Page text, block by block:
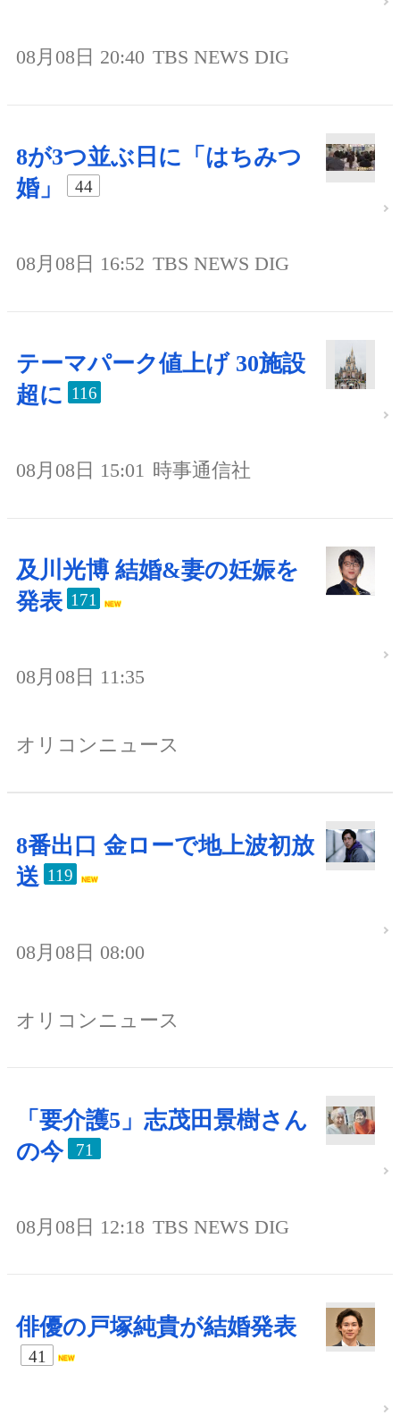
08月08日 20:40 TBS NEWS DIG
8が3つ並ぶ日に「はちみつ
婚」
44
08月08日 16:52 TBS NEWS DIG
テーマパーク値上げ 30施設
超に 116
08月08日 15:01 時事通信社
及川光博 結婚&妻の妊娠を
発表 171
08月08日 11:35
オリコンニュース
8番出口 金ローで地上波初放
送 119
08月08日 08:00
オリコンニュース
「要介護5」志茂田景樹さん
の今
71
08月08日 12:18 TBS NEWS DIG
俳優の戸塚純貴が結婚発表
41